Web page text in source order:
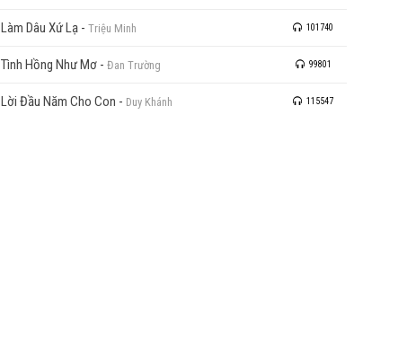
Làm Dâu Xứ Lạ - Triệu Minh 101740
Tình Hồng Như Mơ - Đan Trường 99801
Lời Đầu Năm Cho Con - Duy Khánh 115547